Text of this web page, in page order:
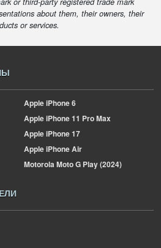
about them, their owners, their
or services.
AppleiPhone 6
AppleiPhone 11 Pro Max
AppleiPhone 17
AppleiPhone Air
MotorolaMoto G Play (2024)